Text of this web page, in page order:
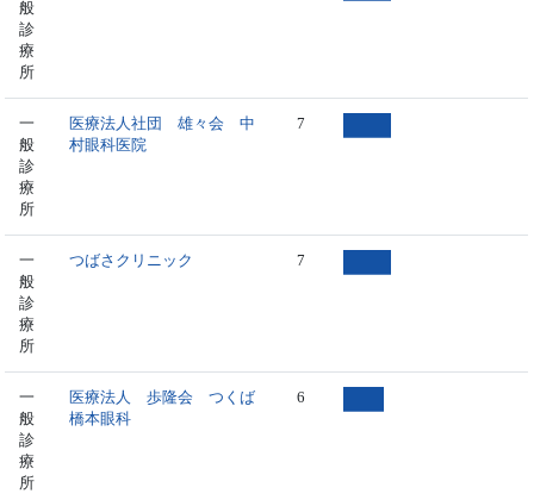
般
診
療
所
一
般
診
療
所
医療法人社団 雄々会 中
村眼科医院
7
一
般
診
療
所
つばさクリニック 7
一
般
診
療
所
医療法人 歩隆会 つくば
橋本眼科
6